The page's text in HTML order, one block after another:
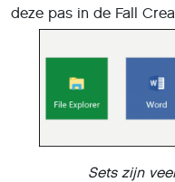
deze pas in de Fall
Sets zijn